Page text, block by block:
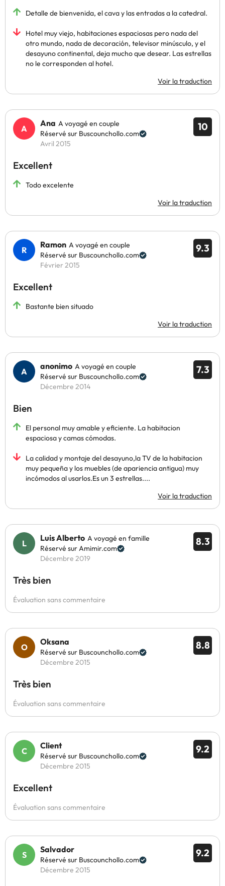
Detalle de bienvenida, el cava y las entradas a la catedral.
Hotel muy viejo, habitaciones espaciosas pero nada del
otro mundo, nada de decoración, televisor minúsculo, y el
desayuno continental, deja mucho que desear. Las estrellas
no le corresponden al hotel.
Voir la traduction
10
Ana A voyagé en couple
Réservé sur Buscounchollo.com
Avril 2015
Excellent
Todo excelente
Voir la traduction
9.3
Ramon A voyagé en couple
Réservé sur Buscounchollo.com
Février 2015
Excellent
Bastante bien situado
Voir la traduction
7.3
anonimo A voyagé en couple
Réservé sur Buscounchollo.com
Décembre 2014
Bien
El personal muy amable y eficiente. La habitacion
espaciosa y camas cómodas.
La calidad y montaje del desayuno,la TV de la habitacion
muy pequeña y los muebles (de apariencia antigua) muy
incómodos al usarlos.Es un 3 estrellas....
Voir la traduction
8.3
Luis Alberto A voyagé en famille
Réservé sur Amimir.com
Décembre 2019
Très bien
Évaluation sans commentaire
8.8
Oksana
Réservé sur Buscounchollo.com
Décembre 2015
Très bien
Évaluation sans commentaire
9.2
Client
Réservé sur Buscounchollo.com
Décembre 2015
Excellent
Évaluation sans commentaire
9.2
Salvador
Réservé sur Buscounchollo.com
Décembre 2015